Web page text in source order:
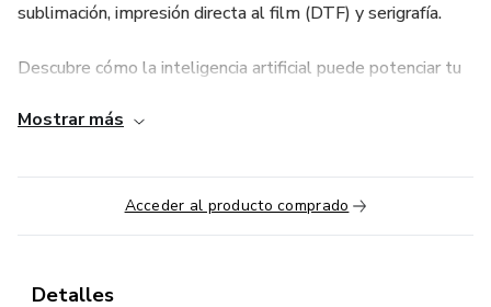
sublimación, impresión directa al film (DTF) y serigrafía.
Descubre cómo la inteligencia artificial puede potenciar tu
proporcionándote una ventaja competitiva en el
de impresión avanzadas. ¡Prepárate para llevar tus
habilidades a un nivel superior y destacar en la industria con
la fusión perfecta de arte y tecnología!"
Mostrar más
Acceder al producto comprado
Detalles